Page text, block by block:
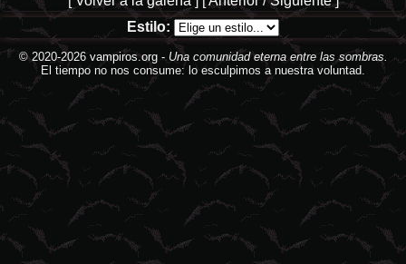
Estilo:
© 2020-2026 vampiros.org- Una comunidad eterna entre las sombras.
El tiempo no nos consume: lo esculpimos a nuestra voluntad.